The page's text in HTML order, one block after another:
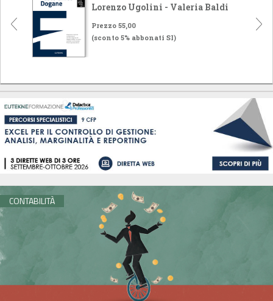
Lorenzo Ugolini - Valeria Baldi
Prezzo 55,00
(sconto 5% abbonati SI)
CONTABILITÀ